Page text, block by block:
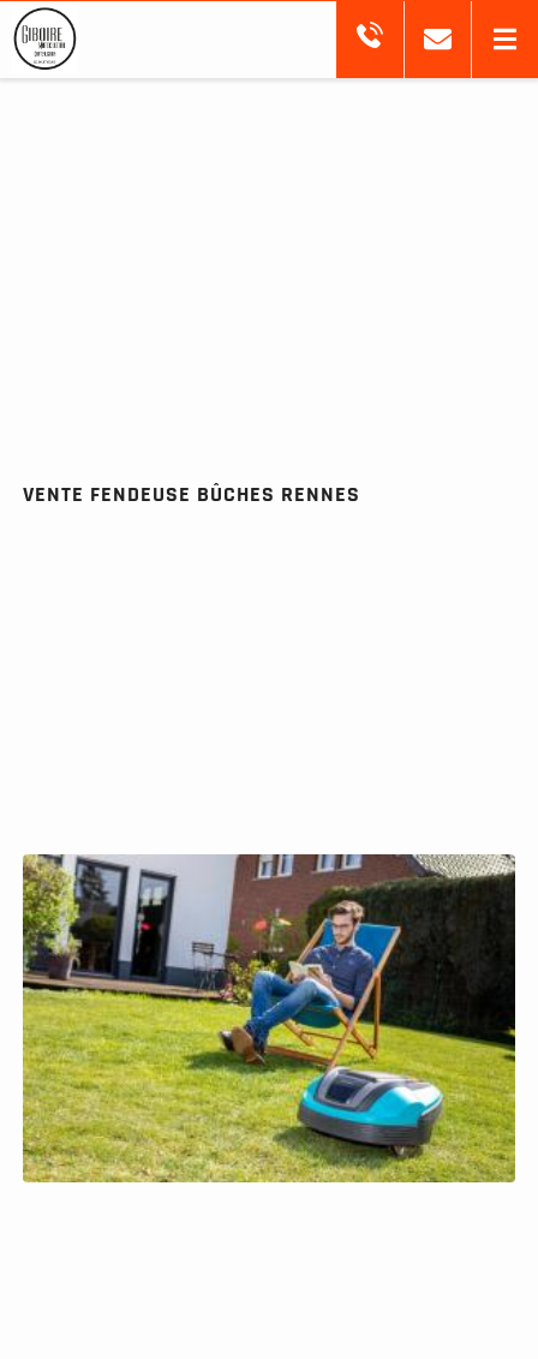
VENTE FENDEUSE BÛCHES RENNES